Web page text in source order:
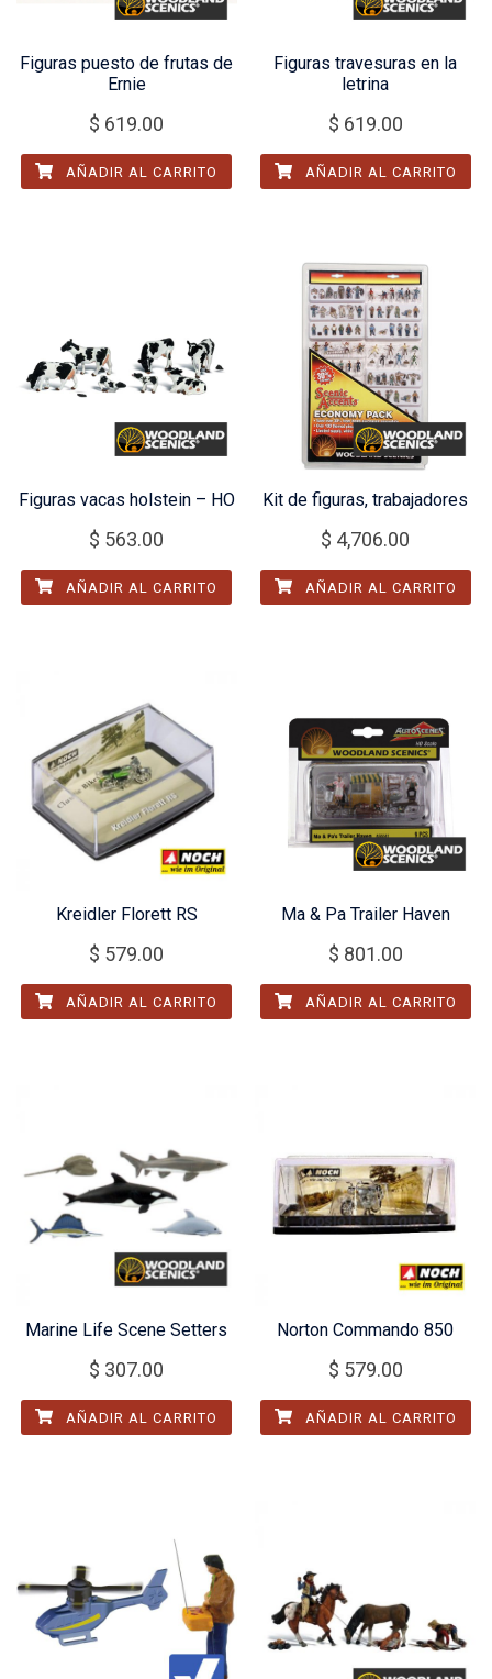
Figuras puesto de frutas de
Ernie
$ 619.00
AÑADIR AL CARRITO
Figuras travesuras en la
letrina
$ 619.00
AÑADIR AL CARRITO
Figuras vacas holstein – HO
$ 563.00
AÑADIR AL CARRITO
Kit de figuras, trabajadores
$ 4,706.00
AÑADIR AL CARRITO
Kreidler Florett RS
$ 579.00
AÑADIR AL CARRITO
Ma & Pa Trailer Haven
$ 801.00
AÑADIR AL CARRITO
Marine Life Scene Setters
$ 307.00
AÑADIR AL CARRITO
Norton Commando 850
$ 579.00
AÑADIR AL CARRITO